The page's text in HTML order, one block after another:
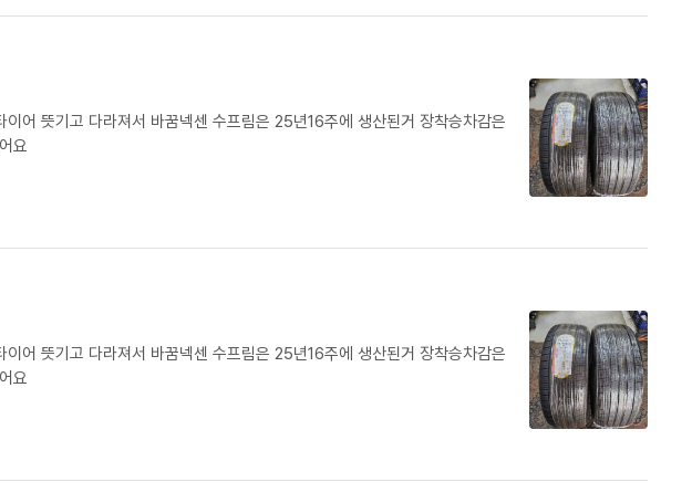
는 잘되었나 모르겠네요. 제일 기본인 아니 당연히 맞춰야 할 타이어 공기압도 안맞는디...아쉬웠습
산된거 장착승차감은
요
산된거 장착승차감은
요